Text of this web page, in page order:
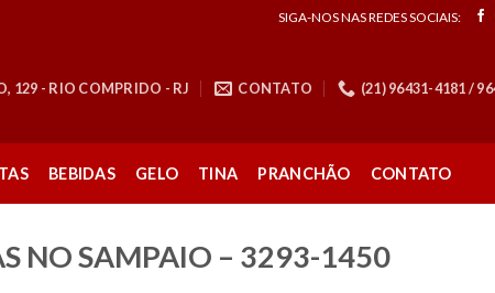
SIGA-NOS NAS REDES SOCIAIS:
129 - RIO COMPRIDO - RJ CONTATO (21) 96431-4181 /
BEBIDAS GELO TINA PRANCHÃO CONTATO
NO SAMPAIO – 3293-1450